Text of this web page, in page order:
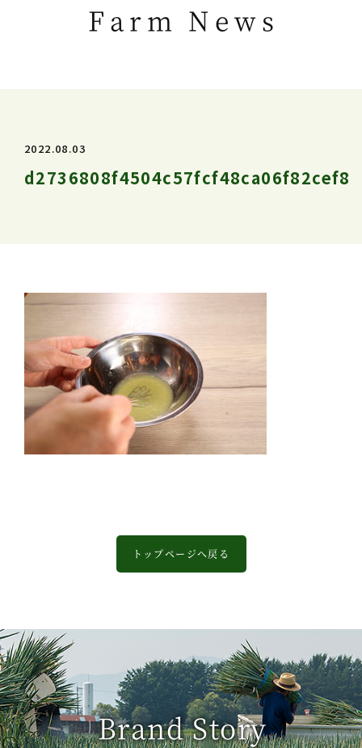
Farm News
2022.08.03
d2736808f4504c57fcf48ca06f82cef8
トップページへ戻る
Brand Story